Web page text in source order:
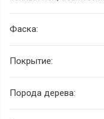
Фаска:
Покрытие:
Порода дерева: